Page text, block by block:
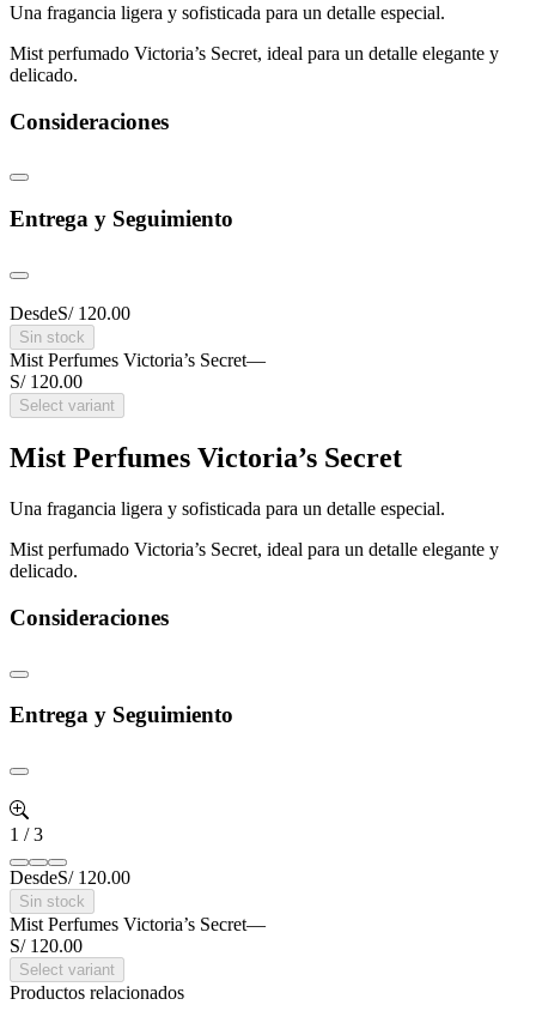
Una fragancia ligera y sofisticada para un detalle especial.
Mist perfumado Victoria’s Secret, ideal para un detalle elegante y
delicado.
Consideraciones
Entrega y Seguimiento
DesdeS/ 120.00
Sin stock
Mist Perfumes Victoria’s Secret—
S/ 120.00
Select variant
Mist Perfumes Victoria’s Secret
Una fragancia ligera y sofisticada para un detalle especial.
Mist perfumado Victoria’s Secret, ideal para un detalle elegante y
delicado.
Consideraciones
Entrega y Seguimiento
1 /3
DesdeS/ 120.00
Sin stock
Mist Perfumes Victoria’s Secret—
S/ 120.00
Select variant
Productos relacionados